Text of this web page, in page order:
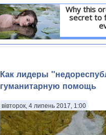
Why this
secret to
​Как лидеры
гуманитарную помощь
вівторок, 4 липень 2017, 1:00